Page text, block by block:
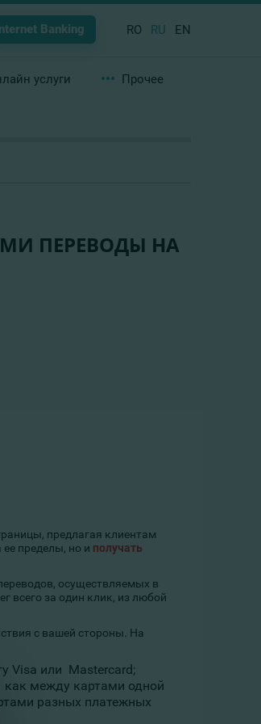
Banking RO RU EN
услуги Прочее
ПЕРЕВОДЫ НА
предлагая клиентам
пределы, но и получать
осуществляемых в
всего за один клик, из любой
с вашей стороны. На
Visa или Mastercard;
между картами одной
разных платежных